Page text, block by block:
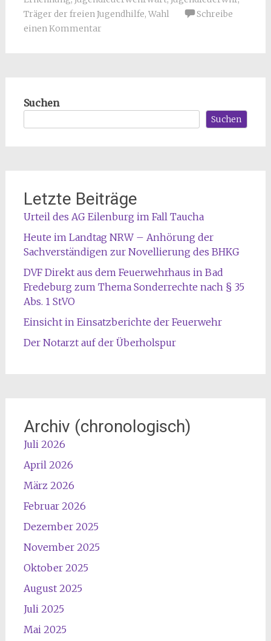
Träger der freien Jugendhilfe, Wahl
Schreibe
einen Kommentar
Suchen
Suchen
Letzte Beiträge
Urteil des AG Eilenburg im Fall Taucha
Heute im Landtag NRW – Anhörung der
Sachverständigen zur Novellierung des BHKG
DVF Direkt aus dem Feuerwehrhaus in Bad
Fredeburg zum Thema Sonderrechte nach § 35
Abs. 1 StVO
Einsicht in Einsatzberichte der Feuerwehr
Der Notarzt auf der Überholspur
Archiv (chronologisch)
Juli 2026
April 2026
März 2026
Februar 2026
Dezember 2025
November 2025
Oktober 2025
August 2025
Juli 2025
Mai 2025